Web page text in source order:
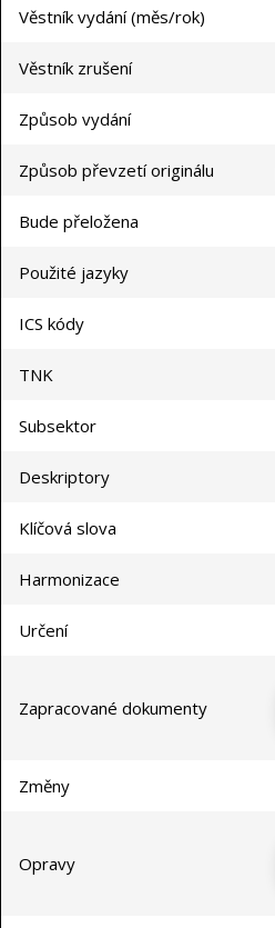
Věstník vydání (měs/rok)
Věstník zrušení
Způsob vydání
Způsob převzetí originálu
Bude přeložena
Použité jazyky
ICS kódy
TNK
Subsektor
Deskriptory
Klíčová slova
Harmonizace
Určení
Zapracované dokumenty
Změny
Opravy